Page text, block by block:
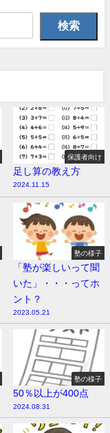
検索
保護者向け
足し算の教え方
2024.11.15
塾の様子
「塾が楽しいって聞
いた」・・・ってホ
ント？
2023.05.21
塾の様子
50％以上が400点
2024.08.31